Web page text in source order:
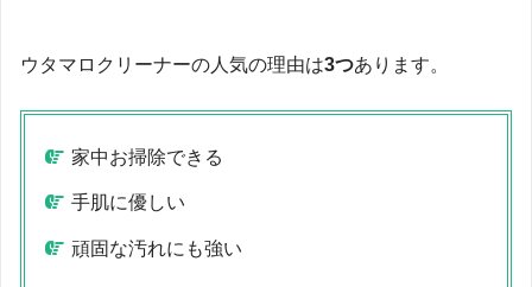
ウタマロクリーナーの人気の理由は3つあります。
家中お掃除できる
手肌に優しい
頑固な汚れにも強い